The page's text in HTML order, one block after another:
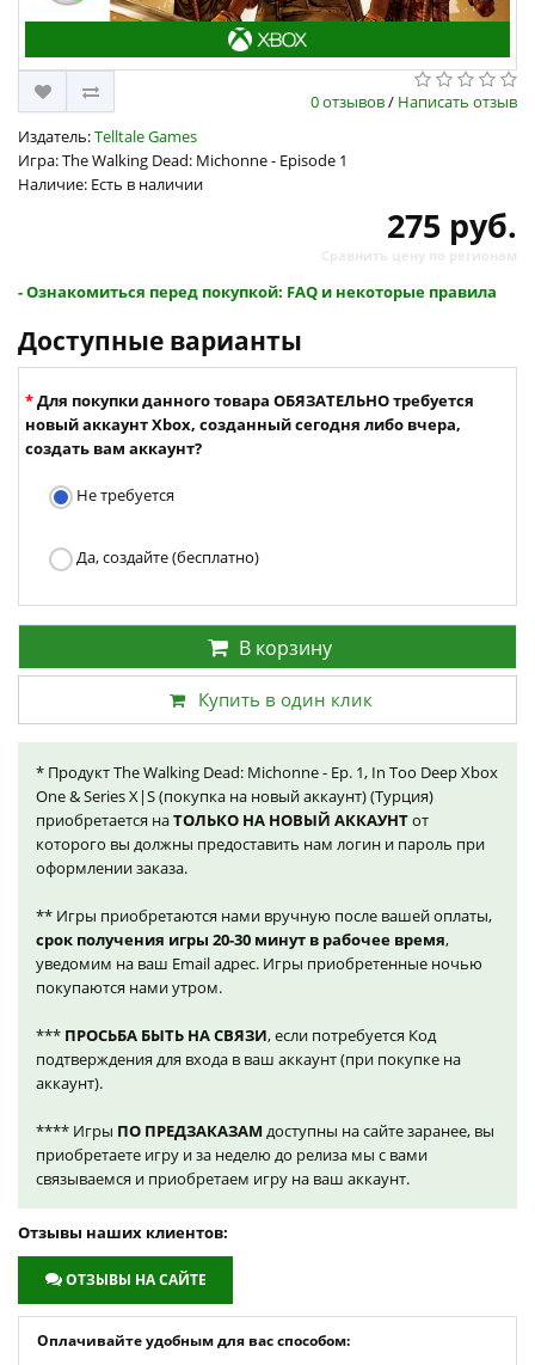
0 отзывов/ Написать отзыв
Издатель:Telltale Games
Игра: The Walking Dead: Michonne - Episode 1
Наличие: Есть в наличии
275 руб.
- Ознакомиться перед покупкой: FAQ и некоторые правила
Доступные варианты
Для покупки данного товара ОБЯЗАТЕЛЬНО требуется
новый аккаунт Xbox, созданный сегодня либо вчера,
создать вам аккаунт?
Не требуется
Да, создайте (бесплатно)
В корзину
Купить в один клик
* Продукт The Walking Dead: Michonne - Ep. 1, In Too Deep Xbox
One & Series X|S (покупка на новый аккаунт) (Турция)
приобретается наТОЛЬКО НА НОВЫЙ АККАУНТот
которого вы должны предоставить нам логин и пароль при
оформлении заказа.
** Игры приобретаются нами вручную после вашей оплаты,
срок получения игры 20-30 минут в рабочее время,
уведомим на ваш Email адрес. Игры приобретенные ночью
покупаются нами утром.
*** ПРОСЬБА БЫТЬ НА СВЯЗИ, если потребуется Код
подтверждения для входа в ваш аккаунт (при покупке на
аккаунт).
**** Игры ПО ПРЕДЗАКАЗАМ доступны на сайте заранее, вы
приобретаете игру и за неделю до релиза мы с вами
связываемся и приобретаем игру на ваш аккаунт.
Отзывы наших клиентов:
ОТЗЫВЫ НА САЙТЕ
Оплачивайте удобным для вас способом: